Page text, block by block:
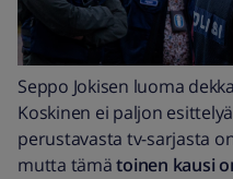
Seppo Jokisen luoma
Koskinen ei paljon
perustavasta tv-sarjasta
mutta tämätoinen kausi